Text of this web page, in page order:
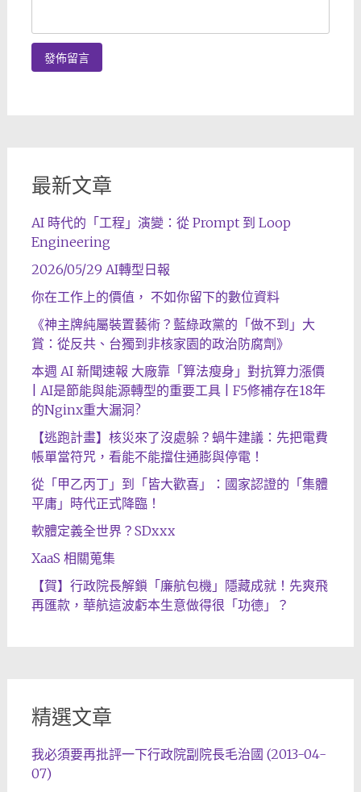
最新文章
AI 時代的「工程」演變：從 Prompt 到 Loop
Engineering
2026/05/29 AI轉型日報
你在工作上的價值， 不如你留下的數位資料
《神主牌純屬裝置藝術？藍綠政黨的「做不到」大
賞：從反共、台獨到非核家園的政治防腐劑》
本週 AI 新聞速報 大廠靠「算法瘦身」對抗算力漲價
| AI是節能與能源轉型的重要工具 | F5修補存在18年
的Nginx重大漏洞?
【逃跑計畫】核災來了沒處躲？蝸牛建議：先把電費
帳單當符咒，看能不能擋住通膨與停電！
從「甲乙丙丁」到「皆大歡喜」：國家認證的「集體
平庸」時代正式降臨！
軟體定義全世界？SDxxx
XaaS 相關蒐集
【賀】行政院長解鎖「廉航包機」隱藏成就！先爽飛
再匯款，華航這波虧本生意做得很「功德」？
精選文章
我必須要再批評一下行政院副院長毛治國 (2013-04-
07)